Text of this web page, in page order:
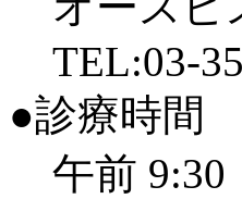
TEL:03-
●診療時間
午前 9:30